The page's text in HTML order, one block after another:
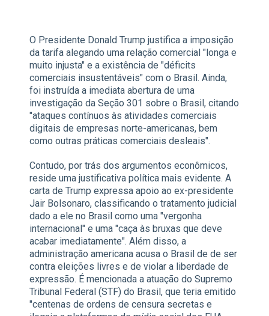
O Presidente Donald Trump justifica a imposição
da tarifa alegando uma relação comercial "longa e
muito injusta" e a existência de "déficits
comerciais insustentáveis" com o Brasil. Ainda,
foi instruída a imediata abertura de uma
investigação da Seção 301 sobre o Brasil, citando
"ataques contínuos às atividades comerciais
digitais de empresas norte-americanas, bem
como outras práticas comerciais desleais".
Contudo, por trás dos argumentos econômicos,
reside uma justificativa política mais evidente. A
carta de Trump expressa apoio ao ex-presidente
Jair Bolsonaro, classificando o tratamento judicial
dado a ele no Brasil como uma "vergonha
internacional" e uma "caça às bruxas que deve
acabar imediatamente". Além disso, a
administração americana acusa o Brasil de de ser
contra eleições livres e de violar a liberdade de
expressão. É mencionada a atuação do Supremo
Tribunal Federal (STF) do Brasil, que teria emitido
"centenas de ordens de censura secretas e